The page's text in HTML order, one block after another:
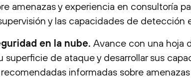
amenazas y experiencia en consultoría
y las capacidades de detección
en la nube. Avance con una hoja
superficie de ataque y desarrollar sus
informadas sobre